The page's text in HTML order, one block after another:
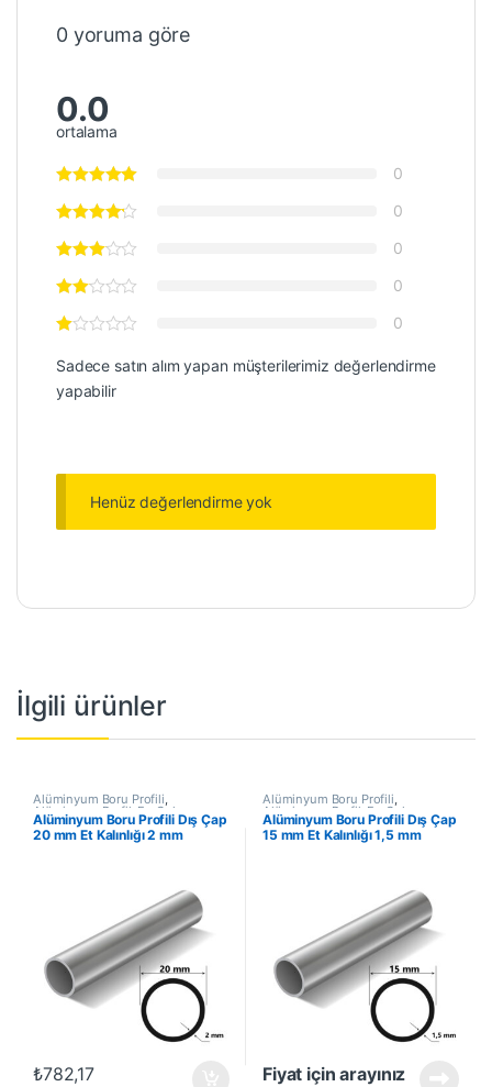
0 yoruma göre
0.0
ortalama
0
0
0
0
0
Sadece satın alım yapan müşterilerimiz değerlendirme
yapabilir
Henüz değerlendirme yok
İlgili ürünler
Alüminyum Boru Profili,
Alüminyum Profil En Çok
Satanlar,İndirimli Ürünler
Alüminyum Boru Profili Dış Çap
20 mm Et Kalınlığı 2 mm
₺782,17
Alüminyum Boru Profili,
Alüminyum Profil En Çok
Satanlar,İndirimli Ürünler
Alüminyum Boru Profili Dış Çap
15 mm Et Kalınlığı 1,5 mm
Fiyat için arayınız